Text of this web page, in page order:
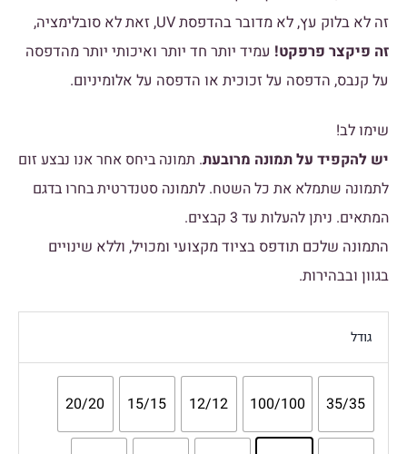
זה לא בלוק עץ, לא מדובר בהדפסת UV, זאת לא סובלימציה,
זה פיקצר פרפקט! עמיד יותר חד יותר ואיכותי יותר מהדפסה
על קנבס, הדפסה על זכוכית או הדפסה על אלומיניום.
שימו לב!
יש להקפיד על תמונה מרובעת. תמונה ביחס אחר אנו נבצע זום
לתמונה שתמלא את כל השטח. לתמונה סטנדרטית בחרו בדגם
המתאים. ניתן להעלות עד 3 קבצים.
התמונה שלכם תודפס בציוד מקצועי ומכויל, וללא שינויים
בגוון ובבהירות.
גודל
35/35
100/100
12/12
15/15
20/20